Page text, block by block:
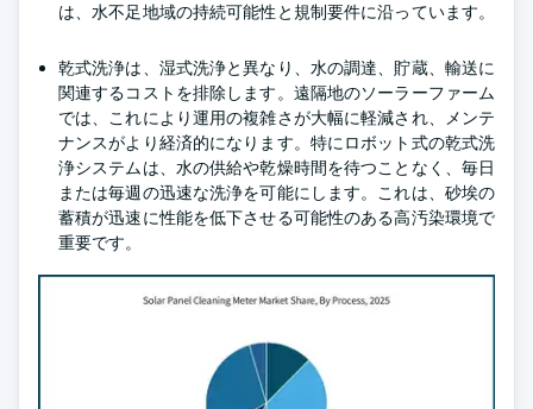
は、水不足地域の持続可能性と規制要件に沿っています。
乾式洗浄は、湿式洗浄と異なり、水の調達、貯蔵、輸送に
関連するコストを排除します。遠隔地のソーラーファーム
では、これにより運用の複雑さが大幅に軽減され、メンテ
ナンスがより経済的になります。特にロボット式の乾式洗
浄システムは、水の供給や乾燥時間を待つことなく、毎日
または毎週の迅速な洗浄を可能にします。これは、砂埃の
蓄積が迅速に性能を低下させる可能性のある高汚染環境で
重要です。